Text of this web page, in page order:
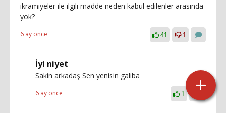
ikramiyeler ile ilgili madde neden kabul edilenler arasında
yok?
6 ay önce 41 1
İyi niyet
Sakin arkadaş Sen yenisin galiba
6 ay önce 1